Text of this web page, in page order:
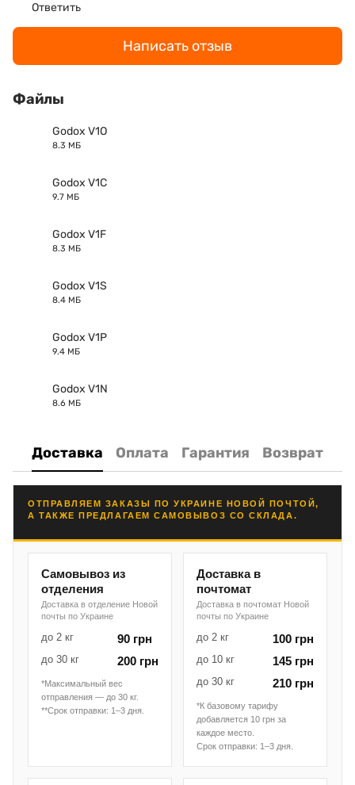
Ответить
Написать отзыв
Файлы
Godox V1O
8.3 МБ
Godox V1C
9.7 МБ
Godox V1F
8.3 МБ
Godox V1S
8.4 МБ
Godox V1P
9.4 МБ
Godox V1N
8.6 МБ
Доставка Оплата Гарантия Возврат
ОТПРАВЛЯЕМ ЗАКАЗЫ ПО УКРАИНЕ НОВОЙ ПОЧТОЙ,
А ТАКЖЕ ПРЕДЛАГАЕМ САМОВЫВОЗ СО СКЛАДА.
Самовывоз из
отделения
Доставка в отделение Новой
почты по Украине
до 2 кг 90 грн
до 30 кг 200 грн
*Максимальный вес
отправления — до 30 кг.
**Срок отправки: 1–3 дня.
Доставка в
почтомат
Доставка в почтомат Новой
почты по Украине
до 2 кг 100 грн
до 10 кг 145 грн
до 30 кг 210 грн
*К базовому тарифу
добавляется 10 грн за
каждое место.
Срок отправки: 1–3 дня.